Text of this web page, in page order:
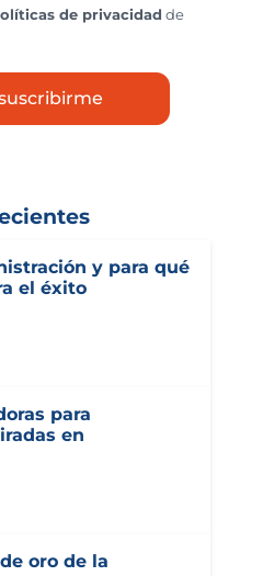
de privacidad de
y para qué
el éxito
para
en
oro de la